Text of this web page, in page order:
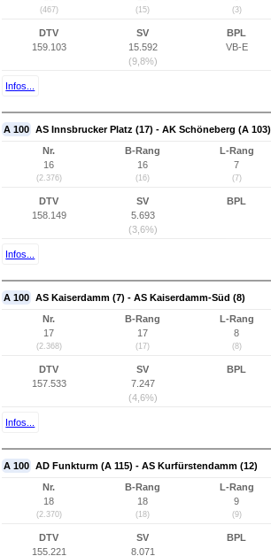
(467) (15) (3)
DTV
159.103
SV
15.592
(9,8%)
BPL
VB-E
Infos...
A 100 AS Innsbrucker Platz (17) - AK Schöneberg (A 103)
Nr.
16
(2.376)
B-Rang
16
(16)
L-Rang
7
(7)
DTV
158.149
SV
5.693
(3,6%)
BPL
Infos...
A 100 AS Kaiserdamm (7) - AS Kaiserdamm-Süd (8)
Nr.
17
(2.368)
B-Rang
17
(17)
L-Rang
8
(8)
DTV
157.533
SV
7.247
(4,6%)
BPL
Infos...
A 100 AD Funkturm (A 115) - AS Kurfürstendamm (12)
Nr.
18
(2.370)
B-Rang
18
(18)
L-Rang
9
(9)
DTV
155.221
SV
8.071
BPL